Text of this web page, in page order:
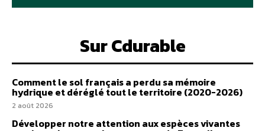
Sur Cdurable
Comment le sol français a perdu sa mémoire
hydrique et déréglé tout le territoire (2020-2026)
2 août 2026
Développer notre attention aux espèces vivantes